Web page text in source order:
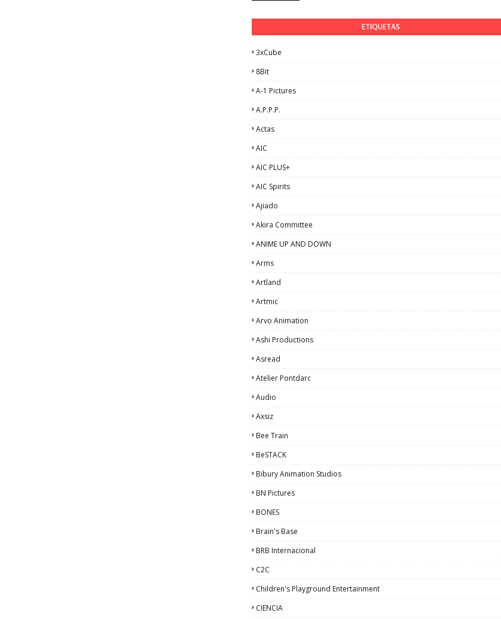
ETIQUETAS
3xCube
8Bit
A-1 Pictures
A.P.P.P.
Actas
AIC
AIC PLUS+
AIC Spirits
Ajiado
Akira Committee
ANIME UP AND DOWN
Arms
Artland
Artmic
Arvo Animation
Ashi Productions
Asread
Atelier Pontdarc
Audio
Axsiz
Bee Train
BeSTACK
Bibury Animation Studios
BN Pictures
BONES
Brain's Base
BRB Internacional
C2C
Children's Playground Entertainment
CIENCIA